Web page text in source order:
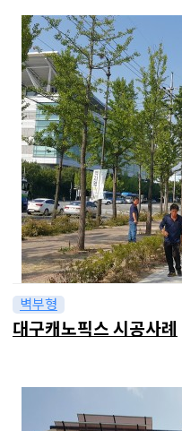
벽부형
대구캐노픽스 시공사례